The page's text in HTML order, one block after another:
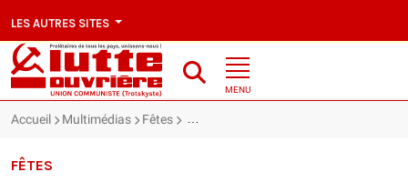
LES AUTRES SITES
MENU
Accueil Multimédias Fêtes RTL : reportage sur la fête de Lutte
FÊTES